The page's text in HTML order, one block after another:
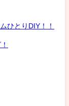
ひとりDIY！！